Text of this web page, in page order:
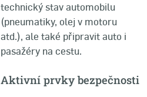
technický stav automobilu
(pneumatiky, olej v motoru
atd.), ale také připravit auto i
pasažéry na cestu.
Aktivní prvky bezpečnosti